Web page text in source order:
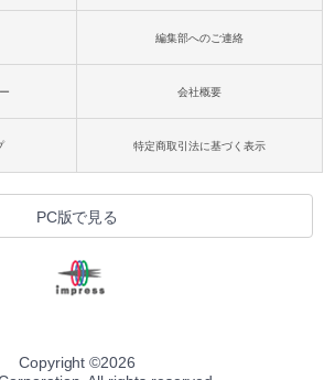
編集部へのご連絡
会社概要
特定商取引法に基づく表示
PC版で見る
Copyright ©2026